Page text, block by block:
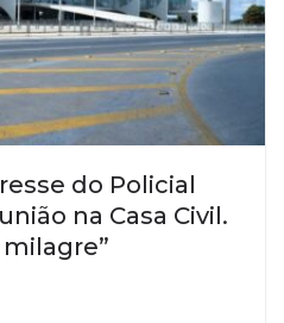
do Policial
na Casa Civil.